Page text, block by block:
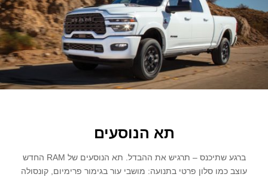
תא הנוסעים
ברגע שתיכנס – תרגיש את ההבדל. תא הנוסעים של RAM החדש
עוצב כמו סלון פרטי בתנועה: מושבי עור בגימור פרימיום, קונסולה